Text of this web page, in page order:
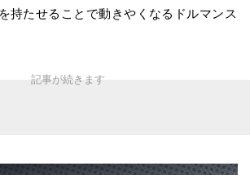
持たせることで動きやくなるドルマンス